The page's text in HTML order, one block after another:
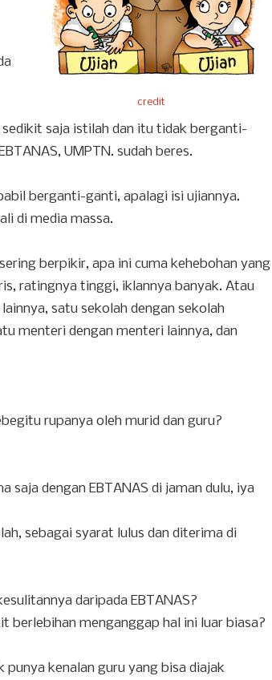
credit
sedikit saja istilah dan itu tidak berganti-
UMPTN. sudah beres.
berganti-ganti, apalagi isi ujiannya.
di media massa.
berpikir, apa ini cuma kehebohan yang
ratingnya tinggi, iklannya banyak. Atau
satu sekolah dengan sekolah
menteri dengan menteri lainnya, dan
rupanya oleh murid dan guru?
saja dengan EBTANAS di jaman dulu, iya
sebagai syarat lulus dan diterima di
daripada EBTANAS?
berlebihan menganggap hal ini luar biasa?
punya kenalan guru yang bisa diajak